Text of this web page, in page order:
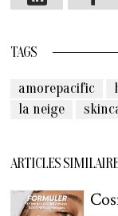
TAGS
amorepacific
la neige
ARTICLES